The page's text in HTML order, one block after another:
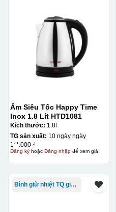
Ấm Siêu Tốc Happy Time
Inox 1.8 Lít HTD1081
Kích thước: 1.8l
TG sản xuất: 10 ngày ngày
1**.000 ₫
Đăng kýhoặc Đăng nhậpđể xem giá
Bình giữ nhiệt TQ giá rẻ